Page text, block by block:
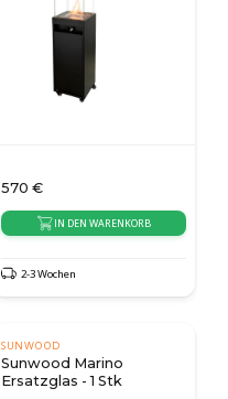
570 €
IN DEN WARENKORB
2-3 Wochen
SUNWOOD
Sunwood Marino
Ersatzglas - 1 Stk